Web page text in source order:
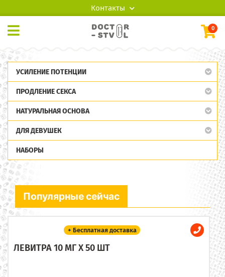
Контакты
0
УСИЛЕНИЕ ПОТЕНЦИИ
ПРОДЛЕНИЕ СЕКСА
НАТУРАЛЬНАЯ ОСНОВА
ДЛЯ ДЕВУШЕК
НАБОРЫ
Популярные сейчас
+ Бесплатная доставка
ЛЕВИТРА 10 МГ X 50 ШТ